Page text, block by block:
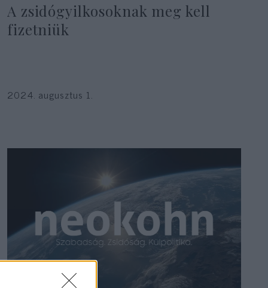
A zsidógyilkosoknak meg kell
fizetniük
2024. augusztus 1.